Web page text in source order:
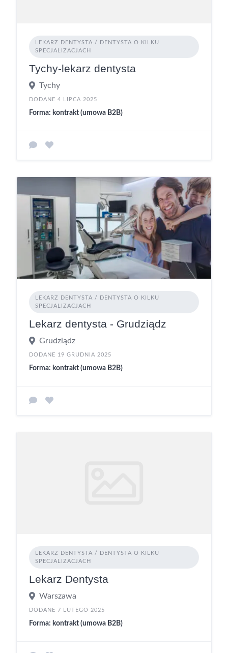
LEKARZ DENTYSTA / DENTYSTA O KILKU
SPECJALIZACJACH
Tychy-lekarz dentysta
Tychy
DODANE 4 LIPCA 2025
Forma: kontrakt (umowa B2B)
LEKARZ DENTYSTA / DENTYSTA O KILKU
SPECJALIZACJACH
Lekarz dentysta - Grudziądz
Grudziądz
DODANE 19 GRUDNIA 2025
Forma: kontrakt (umowa B2B)
LEKARZ DENTYSTA / DENTYSTA O KILKU
SPECJALIZACJACH
Lekarz Dentysta
Warszawa
DODANE 7 LUTEGO 2025
Forma: kontrakt (umowa B2B)